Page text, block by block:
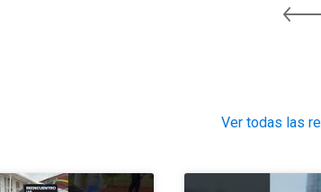
Ver todas las